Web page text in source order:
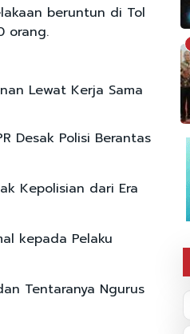
beruntun di Tol
orang.
Lewat Kerja Sama
Desak Polisi Berantas
Kepolisian dari Era
kepada Pelaku
Tentaranya Ngurus